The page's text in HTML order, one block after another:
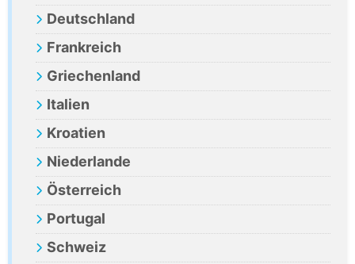
Deutschland
Frankreich
Griechenland
Italien
Kroatien
Niederlande
Österreich
Portugal
Schweiz